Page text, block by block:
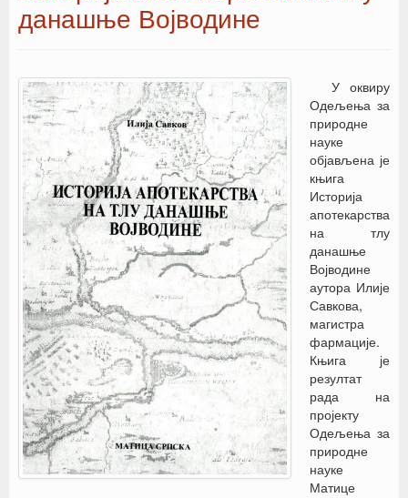
данашње Војводине
У оквиру
Одељења за
природне
науке
објављена је
књига
Историја
апотекарства
на тлу
данашње
Војводине
аутора Илије
Савкова,
магистра
фармације.
Књига је
резултат
рада на
пројекту
Одељења за
природне
науке
Матице